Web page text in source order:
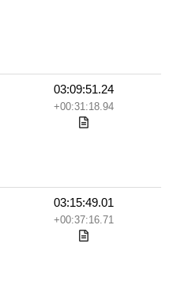
03:09:51.24
+00:31:18.94
03:15:49.01
+00:37:16.71